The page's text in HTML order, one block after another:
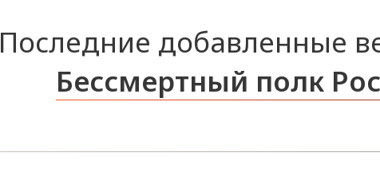
Последние добавленные
Бессмертный полк